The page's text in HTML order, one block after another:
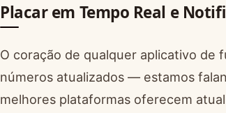
Placar em Tempo Real e
O coração de qualquer aplicativo de
números atualizados — estamos
melhores plataformas oferecem